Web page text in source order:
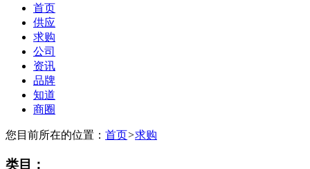
首页
供应
求购
公司
资讯
品牌
知道
商圈
您目前所在的位置： 首页>求购
类目：